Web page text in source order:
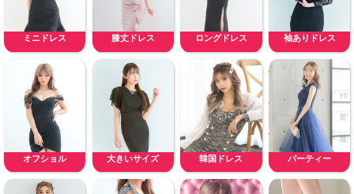
ミニドレス 膝丈ドレス ロングドレス 袖ありドレス
オフショル 大きいサイズ 韓国ドレス パーティー